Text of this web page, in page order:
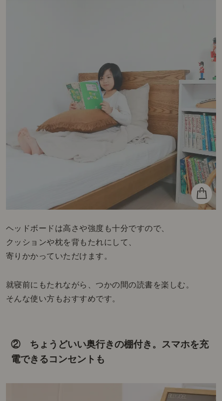
ヘッドボードは高さや強度も十分ですので、
クッションや枕を背もたれにして、
寄りかかっていただけます。
就寝前にもたれながら、つかの間の読書を楽しむ。
そんな使い方もおすすめです。
② ちょうどいい奥行きの棚付き。
スマホを充
電できるコンセントも